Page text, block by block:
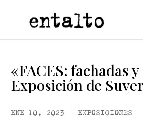
«FACES: fachadas
Exposición de
ENE 10, 2023 |EXPOSICIONES